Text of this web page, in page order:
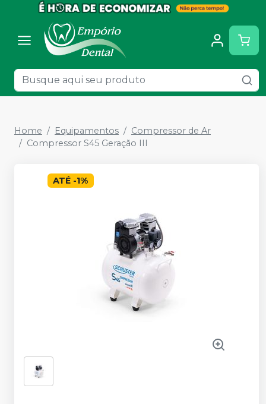
Home Equipamentos
Compressor de Ar
Compressor S45 Geração III
ATÉ -1%